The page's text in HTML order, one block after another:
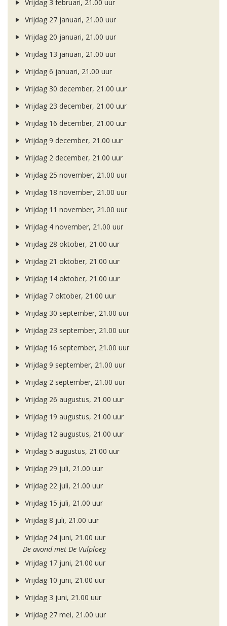
Vrijdag 3 februari, 21.00 uur
Vrijdag 27 januari, 21.00 uur
Vrijdag 20 januari, 21.00 uur
Vrijdag 13 januari, 21.00 uur
Vrijdag 6 januari, 21.00 uur
Vrijdag 30 december, 21.00 uur
Vrijdag 23 december, 21.00 uur
Vrijdag 16 december, 21.00 uur
Vrijdag 9 december, 21.00 uur
Vrijdag 2 december, 21.00 uur
Vrijdag 25 november, 21.00 uur
Vrijdag 18 november, 21.00 uur
Vrijdag 11 november, 21.00 uur
Vrijdag 4 november, 21.00 uur
Vrijdag 28 oktober, 21.00 uur
Vrijdag 21 oktober, 21.00 uur
Vrijdag 14 oktober, 21.00 uur
Vrijdag 7 oktober, 21.00 uur
Vrijdag 30 september, 21.00 uur
Vrijdag 23 september, 21.00 uur
Vrijdag 16 september, 21.00 uur
Vrijdag 9 september, 21.00 uur
Vrijdag 2 september, 21.00 uur
Vrijdag 26 augustus, 21.00 uur
Vrijdag 19 augustus, 21.00 uur
Vrijdag 12 augustus, 21.00 uur
Vrijdag 5 augustus, 21.00 uur
Vrijdag 29 juli, 21.00 uur
Vrijdag 22 juli, 21.00 uur
Vrijdag 15 juli, 21.00 uur
Vrijdag 8 juli, 21.00 uur
Vrijdag 24 juni, 21.00 uur
De avond met De Vulploeg
Vrijdag 17 juni, 21.00 uur
Vrijdag 10 juni, 21.00 uur
Vrijdag 3 juni, 21.00 uur
Vrijdag 27 mei, 21.00 uur